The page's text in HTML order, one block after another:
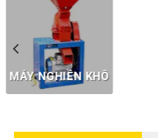
MÁY ÉP CÁM VIÊN